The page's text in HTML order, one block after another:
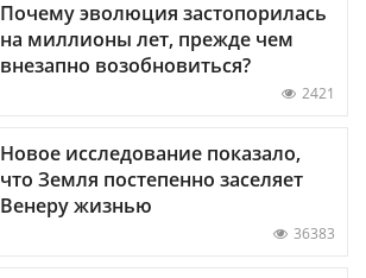
Почему эволюция застопорилась
на миллионы лет, прежде чем
внезапно возобновиться?
2421
Новое исследование показало,
что Земля постепенно заселяет
Венеру жизнью
36383